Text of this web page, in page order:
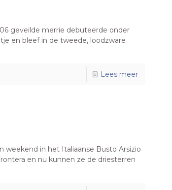
geveilde merrie debuteerde onder
en bleef in de tweede, loodzware
Lees meer
weekend in het Italiaanse Busto Arsizio
en nu kunnen ze de driesterren